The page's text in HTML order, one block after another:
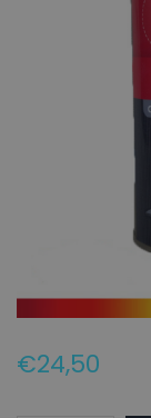
€24,50